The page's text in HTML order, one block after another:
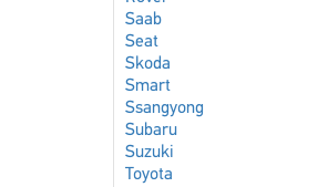
Saab
Seat
Skoda
Smart
Ssangyong
Subaru
Suzuki
Toyota